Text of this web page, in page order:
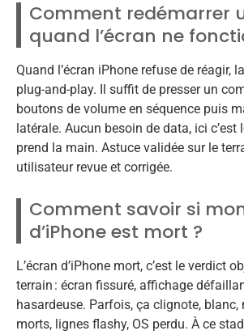
Comment redémarrer
quand l’écran ne
Quand l’écran iPhone refuse de réagir,
plug-and-play. Il suffit de presser un
boutons de volume en séquence puis
latérale. Aucun besoin de data, ici c’est
prend la main. Astuce validée sur le
utilisateur revue et corrigée.
Comment savoir si
d’iPhone est mort ?
L’écran d’iPhone mort, c’est le verdict
terrain : écran fissuré, affichage
hasardeuse. Parfois, ça clignote, blanc,
morts, lignes flashy, OS perdu. À ce